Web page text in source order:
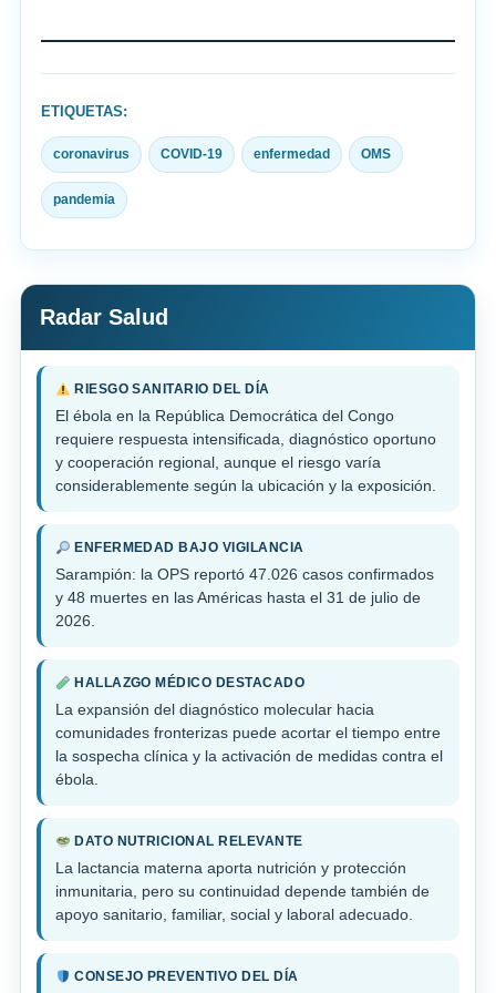
ketamina
el
sexo
ETIQUETAS:
coronavirus COVID-19 enfermedad OMS
pandemia
Radar Salud
RIESGO SANITARIO DEL DÍA
El ébola en la República Democrática del Congo
requiere respuesta intensificada, diagnóstico oportuno
y cooperación regional, aunque el riesgo varía
considerablemente según la ubicación y la exposición.
ENFERMEDAD BAJO VIGILANCIA
Sarampión: la OPS reportó 47.026 casos confirmados
y 48 muertes en las Américas hasta el 31 de julio de
2026.
HALLAZGO MÉDICO DESTACADO
La expansión del diagnóstico molecular hacia
comunidades fronterizas puede acortar el tiempo entre
la sospecha clínica y la activación de medidas contra el
ébola.
DATO NUTRICIONAL RELEVANTE
La lactancia materna aporta nutrición y protección
inmunitaria, pero su continuidad depende también de
apoyo sanitario, familiar, social y laboral adecuado.
CONSEJO PREVENTIVO DEL DÍA